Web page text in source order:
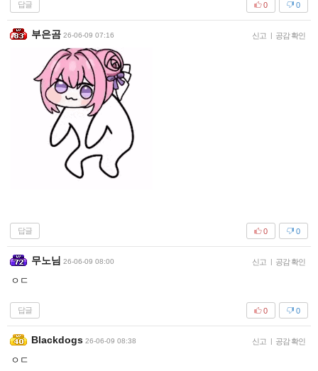
답글 0
0
부은곰 26-06-09 07:16 신고 | 공감 확인
답글 0
0
무노님 26-06-09 08:00 신고 | 공감 확인
ㅇㄷ
답글 0
0
Blackdogs 26-06-09 08:38 신고 | 공감 확인
ㅇㄷ